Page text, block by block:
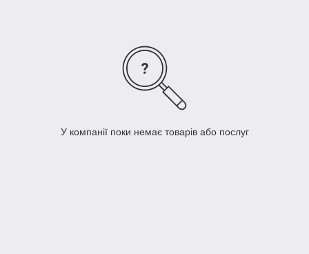
У компанії поки немає товарів або послуг